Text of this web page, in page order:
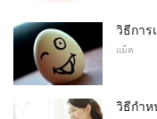
วิธีการ
แม็ค
วิธีกำ